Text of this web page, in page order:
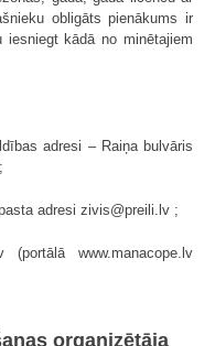
obligāts pienākums ir
kādā no minētajiem
adresi – Raiņa bulvāris
adresi zivis@preili.lv ;
(portālā www.manacope.lv
organizētāja